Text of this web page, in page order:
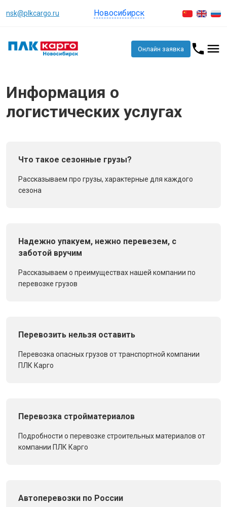
nsk@plkcargo.ru Новосибирск
Онлайн заявка
Информация о
логистических услугах
Что такое сезонные грузы?
Рассказываем про грузы, характерные для каждого
сезона
Надежно упакуем, нежно перевезем, с
заботой вручим
Рассказываем о преимуществах нашей компании по
перевозке грузов
Перевозить нельзя оставить
Перевозка опасных грузов от транспортной компании
ПЛК Карго
Перевозка стройматериалов
Подробности о перевозке строительных материалов от
компании ПЛК Карго
Автоперевозки по России